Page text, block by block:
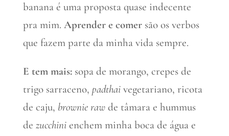
banana é uma proposta quase indecente
pra mim. Aprender e comersão os verbos
que fazem parte da minha vida sempre.
E tem mais:sopa de morango, crepes de
trigo sarraceno, padthaivegetariano, ricota
de caju, brownie rawde tâmara e hummus
de zucchinienchem minha boca de água e